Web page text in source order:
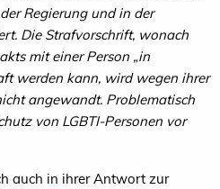
Regierung und in der
Die Strafvorschrift, wonach
mit einer Person „in
werden kann, wird wegen ihrer
angewandt. Problematisch
von LGBTI-Personen vor
auch in ihrer Antwort zur